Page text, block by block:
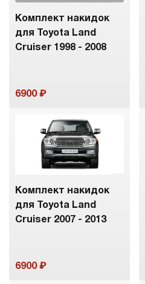
Комплект накидок
для Toyota Land
Cruiser 1998 - 2008
6900
Комплект накидок
для Toyota Land
Cruiser 2007 - 2013
6900